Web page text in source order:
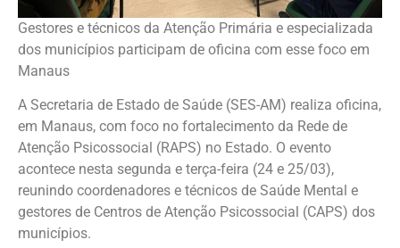
Gestores e técnicos da Atenção Primária e especializada
dos municípios participam de oficina com esse foco em
Manaus
A Secretaria de Estado de Saúde (SES-AM) realiza oficina,
em Manaus, com foco no fortalecimento da Rede de
Atenção Psicossocial (RAPS) no Estado. O evento
acontece nesta segunda e terça-feira (24 e 25/03),
reunindo coordenadores e técnicos de Saúde Mental e
gestores de Centros de Atenção Psicossocial (CAPS) dos
municípios.